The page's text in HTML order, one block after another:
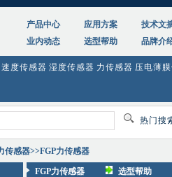
产品中心 应用方案
技术文
业内动态
选型帮助 品牌介
度传感器 湿度传感器 力传感器 压电薄
热门搜
传感器>>FGP力传感器
FGP力传感器 选型帮助